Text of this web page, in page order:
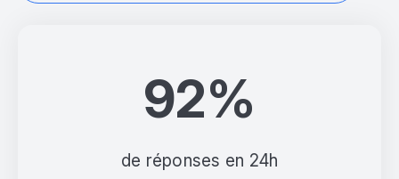
92%
de réponses en 24h